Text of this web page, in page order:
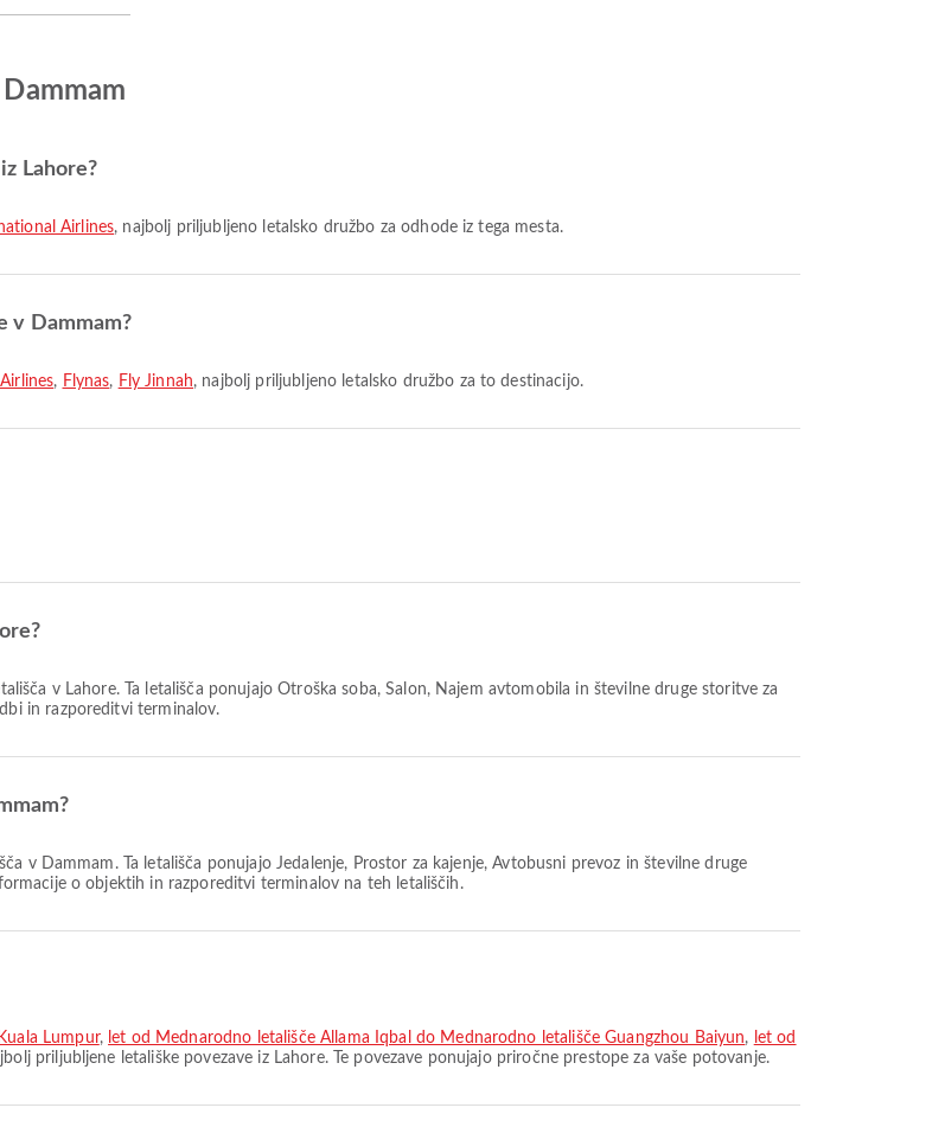
Lahore?
Airlines, najbolj priljubljeno letalsko družbo za odhode iz tega mesta.
v Dammam?
, Flynas, Fly Jinnah, najbolj priljubljeno letalsko družbo za to destinacijo.
v Lahore. Ta letališča ponujajo Otroška soba, Salon, Najem avtomobila in številne druge storitve za
in razporeditvi terminalov.
v Dammam. Ta letališča ponujajo Jedalenje, Prostor za kajenje, Avtobusni prevoz in številne druge
o objektih in razporeditvi terminalov na teh letališčih.
Lumpur, let od Mednarodno letališče Allama Iqbal do Mednarodno letališče Guangzhou Baiyun, let od
priljubljene letališke povezave iz Lahore. Te povezave ponujajo priročne prestope za vaše potovanje.